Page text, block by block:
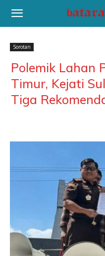
Sorotan
Polemik Lahan
Timur, Kejati
Tiga